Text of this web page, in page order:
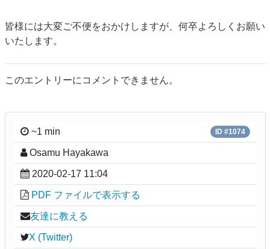
皆様には大変ご不便をおかけしますが、何卒よろしくお願い
いたします。
このエントリーにコメントできません。
~1 min ID #1074
Osamu Hayakawa
2020-02-17 11:04
PDF ファイルで表示する
友達に教える
X (Twitter)